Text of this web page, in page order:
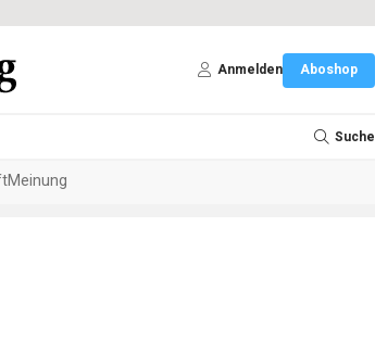
Anmelden Aboshop
Suche
Meinung